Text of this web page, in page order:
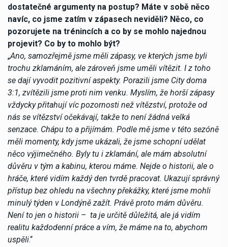
dostatečné argumenty na postup? Máte v sobě něco
navíc, co jsme zatím v zápasech neviděli? Něco, co
pozorujete na trénincích a co by se mohlo najednou
projevit? Co by to mohlo být?
„Ano, samozřejmě jsme měli zápasy, ve kterých jsme byli
trochu zklamáním, ale zároveň jsme uměli vítězit. I z toho
se dají vyvodit pozitivní aspekty. Porazili jsme City doma
3:1, zvítězili jsme proti nim venku. Myslím, že horší zápasy
vždycky přitahují víc pozornosti než vítězství, protože od
nás se vítězství očekávají, takže to není žádná velká
senzace. Chápu to a přijímám. Podle mě jsme v této sezóně
měli momenty, kdy jsme ukázali, že jsme schopní udělat
něco výjimečného. Byly tu i zklamání, ale mám absolutní
důvěru v tým a kabinu, kterou máme. Nejde o historii, ale o
hráče, které vidím každý den tvrdě pracovat. Ukazují správný
přístup bez ohledu na všechny překážky, které jsme mohli
minulý týden v Londýně zažít. Právě proto mám důvěru.
Není to jen o historii – ta je určitě důležitá, ale já vidím
realitu každodenní práce a vím, že máme na to, abychom
uspěli.“